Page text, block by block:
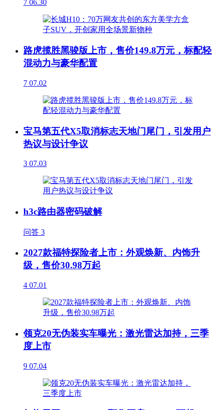
7 06.30
路虎揽胜黑骏版上市，售价149.8万元，标配轻
混动力与豪华配置
7 07.02
宝马第五代X5取消标志天地门尾门，引发用户
热议与设计争议
3 07.03
h3c路由器密码破解
问答 3
2027款福特探险者上市：外观焕新、内饰升
级，售价30.98万起
4 07.01
领克20无伪装实车曝光：激光雷达加持，三季
度上市
9 07.04